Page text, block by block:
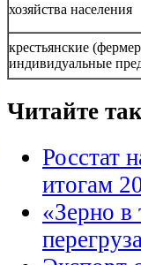
хозяйства населения
крестьянские
индивидуальные
Читайте
Росстат
итогам
«Зерно в